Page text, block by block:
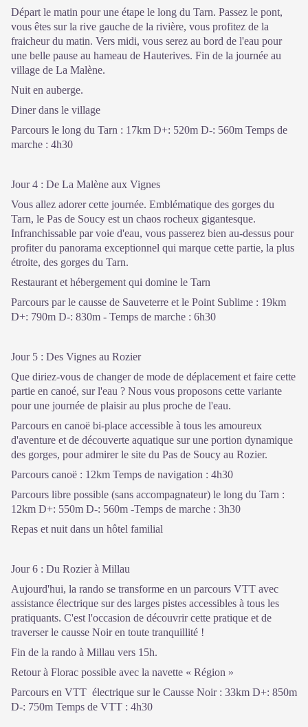
Départ le matin pour une étape le long du Tarn. Passez le pont,
vous êtes sur la rive gauche de la rivière, vous profitez de la
fraicheur du matin. Vers midi, vous serez au bord de l'eau pour
une belle pause au hameau de Hauterives. Fin de la journée au
village de La Malène.
Nuit en auberge.
Diner dans le village
Parcours le long du Tarn : 17km D+: 520m D-: 560m Temps de
marche : 4h30
Jour 4 : De La Malène aux Vignes
Vous allez adorer cette journée. Emblématique des gorges du
Tarn, le Pas de Soucy est un chaos rocheux gigantesque.
Infranchissable par voie d'eau, vous passerez bien au-dessus pour
profiter du panorama exceptionnel qui marque cette partie, la plus
étroite, des gorges du Tarn.
Restaurant et hébergement qui domine le Tarn
Parcours par le causse de Sauveterre et le Point Sublime : 19km
D+: 790m D-: 830m - Temps de marche : 6h30
Jour 5 : Des Vignes au Rozier
Que diriez-vous de changer de mode de déplacement et faire cette
partie en canoé, sur l'eau ? Nous vous proposons cette variante
pour une journée de plaisir au plus proche de l'eau.
Parcours en canoë bi-place accessible à tous les amoureux
d'aventure et de découverte aquatique sur une portion dynamique
des gorges, pour admirer le site du Pas de Soucy au Rozier.
Parcours canoë : 12km Temps de navigation : 4h30
Parcours libre possible (sans accompagnateur) le long du Tarn :
12km D+: 550m D-: 560m -Temps de marche : 3h30
Repas et nuit dans un hôtel familial
Jour 6 : Du Rozier à Millau
Aujourd'hui, la rando se transforme en un parcours VTT avec
assistance électrique sur des larges pistes accessibles à tous les
pratiquants. C'est l'occasion de découvrir cette pratique et de
traverser le causse Noir en toute tranquillité !
Fin de la rando à Millau vers 15h.
Retour à Florac possible avec la navette « Région »
Parcours en VTT électrique sur le Causse Noir : 33km D+: 850m
D-: 750m Temps de VTT : 4h30